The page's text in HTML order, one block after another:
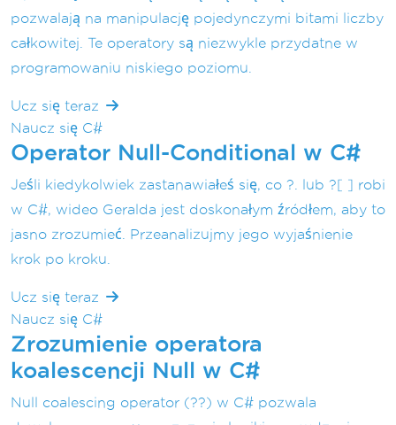
pozwalają na manipulację pojedynczymi bitami liczby
całkowitej. Te operatory są niezwykle przydatne w
programowaniu niskiego poziomu.
Ucz się teraz
Naucz się C#
Operator Null-Conditional w C#
Jeśli kiedykolwiek zastanawiałeś się, co ?. lub ?[ ] robi
w C#, wideo Geralda jest doskonałym źródłem, aby to
jasno zrozumieć. Przeanalizujmy jego wyjaśnienie
krok po kroku.
Ucz się teraz
Naucz się C#
Zrozumienie operatora
koalescencji Null w C#
Null coalescing operator (??) w C# pozwala